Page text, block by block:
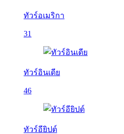
ทัวร์อเมริกา
31
ทัวร์อินเดีย
46
ทัวร์อียิปต์